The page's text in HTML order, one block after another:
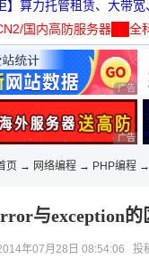
】算力托管租赁、大带宽
国内高防服务器██全
广告
广告
页 → 网络编程 → PHP编程 →
与exception的
年07月28日 08:54:06 投